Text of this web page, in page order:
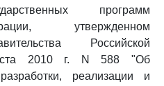
программ
утвержденном
Российской
2010 г. N 588 "Об
реализации и